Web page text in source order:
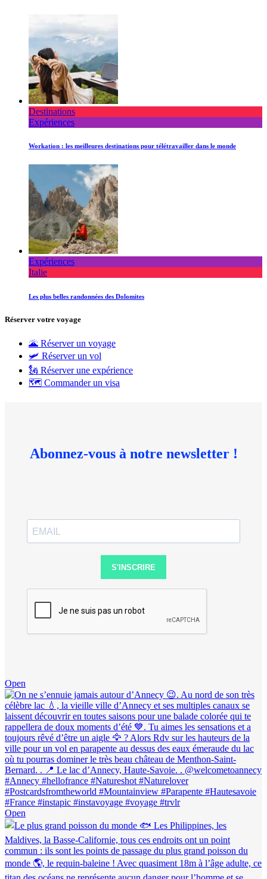
Destinations
Expériences
Workation : les meilleures destinations pour télétravailler dans le monde
Expériences
Italie
Les plus belles randonnées des Dolomites
Réserver votre voyage
🌋 Réserver un voyage
🛩 Réserver un vol
🗽 Réserver une expérience
🗺 Commander un visa
Abonnez-vous à notre newsletter !
S'INSCRIRE
Open
Open